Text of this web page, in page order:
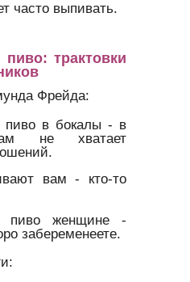
часто выпивать.
трактовки
Фрейда:
пиво в бокалы - в
не хватает
вам - кто-то
пиво женщине -
забеременеете.